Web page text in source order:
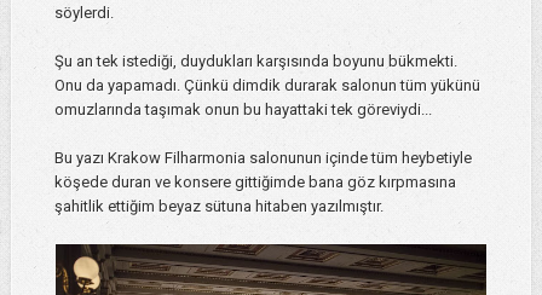
söylerdi.
Şu an tek istediği, duydukları karşısında boyunu bükmekti.
Onu da yapamadı. Çünkü dimdik durarak salonun tüm yükünü
omuzlarında taşımak onun bu hayattaki tek göreviydi...
Bu yazı Krakow Filharmonia salonunun içinde tüm heybetiyle
köşede duran ve konsere gittiğimde bana göz kırpmasına
şahitlik ettiğim beyaz sütuna hitaben yazılmıştır.